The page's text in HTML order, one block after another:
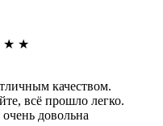
★ ★
качеством.
всё прошло легко.
довольна